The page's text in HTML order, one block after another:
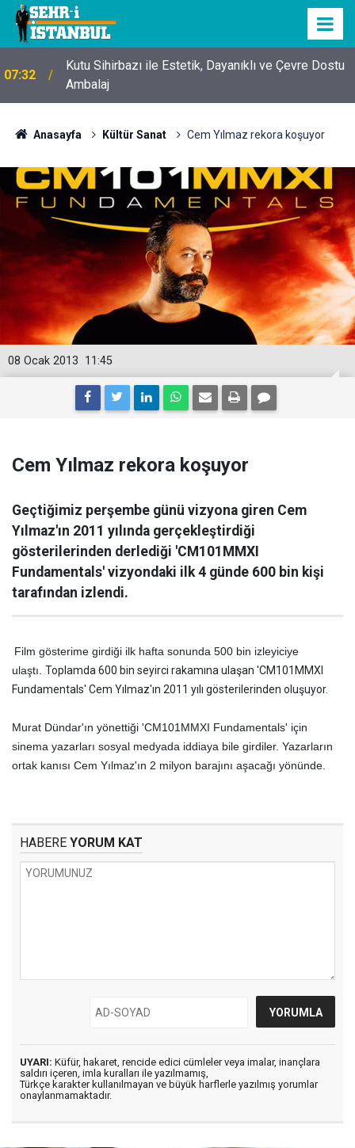
07:32
Kutu Sihirbazı ile Estetik, Dayanıklı ve Çevre Dostu
Ambalaj
Anasayfa Kültür Sanat Cem Yılmaz rekora koşuyor
11:45
08 Ocak 2013
Cem Yılmaz rekora koşuyor
Geçtiğimiz perşembe günü vizyona giren Cem
Yılmaz'ın 2011 yılında gerçekleştirdiği
gösterilerinden derlediği 'CM101MMXI
Fundamentals' vizyondaki ilk 4 günde 600 bin kişi
tarafından izlendi.
Film gösterime girdiği ilk hafta sonunda 500 bin izleyiciye
ulaştı. Toplamda 600 bin seyirci rakamına ulaşan 'CM101MMXI
Fundamentals' Cem Yılmaz'ın 2011 yılı gösterilerinden oluşuyor.
Murat Dündar'ın yönettiği 'CM101MMXI Fundamentals' için
sinema yazarları sosyal medyada iddiaya bile girdiler. Yazarların
ortak kanısı Cem Yılmaz'ın 2 milyon barajını aşacağı yönünde.
HABERE YORUM KAT
UYARI: Küfür, hakaret, rencide edici cümleler veya imalar, inançlara
saldırı içeren, imla kuralları ile yazılmamış,
Türkçe karakter kullanılmayan ve büyük harflerle yazılmış yorumlar
onaylanmamaktadır.